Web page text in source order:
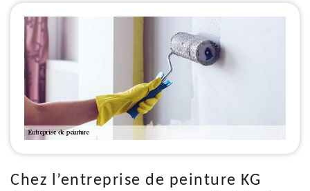
Chez l’entreprise de peinture KG